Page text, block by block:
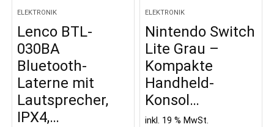
ELEKTRONIK
Lenco BTL-
030BA
Bluetooth-
Laterne mit
Lautsprecher,
IPX4,…
ELEKTRONIK
Nintendo Switch
Lite Grau –
Kompakte
Handheld-
Konsol…
inkl. 19 % MwSt.